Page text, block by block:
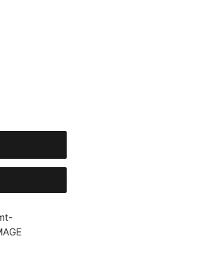
basierend auf 1 Bewertung.